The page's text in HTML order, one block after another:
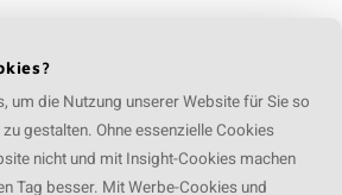
um die Nutzung unserer Website für Sie so
gestalten. Ohne essenzielle Cookies
nicht und mit Insight-Cookies machen
Tag besser. Mit Werbe-Cookies und